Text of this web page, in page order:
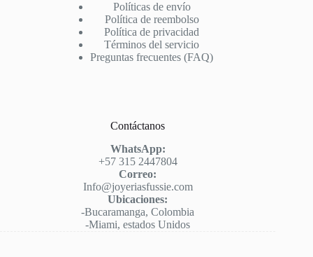
Políticas de envío
Política de reembolso
Política de privacidad
Términos del servicio
Preguntas frecuentes (FAQ)
Contáctanos
WhatsApp:
+57 315 2447804
Correo:
Info@joyeriasfussie.com
Ubicaciones:
-Bucaramanga, Colombia
-Miami, estados Unidos